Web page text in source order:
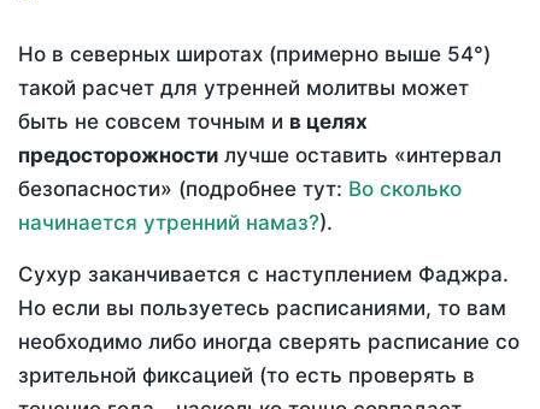
Но в северных широтах (примерно выше 54°)
такой расчет для утренней молитвы может
быть не совсем точным и в целях
предосторожности лучше оставить «интервал
безопасности» (подробнее тут: Во сколько
начинается утренний намаз?).
Сухур заканчивается с наступлением Фаджра.
Но если вы пользуетесь расписаниями, то вам
необходимо либо иногда сверять расписание со
зрительной фиксацией (то есть проверять в